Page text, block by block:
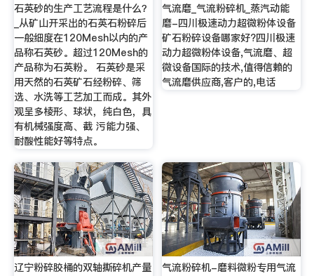
石英砂的生产工艺流程是什么？
_从矿山开采出的石英石粉碎后
一般细度在120Mesh以内的产
品称石英砂。超过120Mesh的
产品称为石英粉。 石英砂是采
用天然的石英矿石经粉碎、筛
选、水洗等工艺加工而成。其外
观呈多棱形、球状，纯白色，具
有机械强度高、截 污能力强、
耐酸性能好等特点。
气流磨_气流粉碎机_蒸汽动能
磨-四川极速动力超微粉体设备
矿石粉碎设备哪家好?四川极速
动力超微粉体设备,气流磨、超
微设备国际的技术,值得信赖的
气流磨供应商,客户的,电话
辽宁粉碎胶桶的双轴撕碎机产量
气流粉碎机-磨料微粉专用气流